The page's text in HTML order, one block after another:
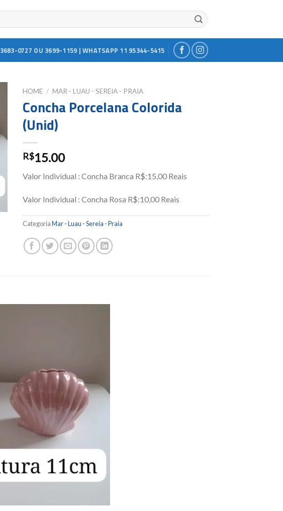
3683-0727 OU 3699-1159 | WHATSAPP 11 95344-5415
HOME / MAR - LUAU - SEREIA - PRAIA
Concha Porcelana Colorida
(Unid)
R$15.00
Valor Individual : Concha Branca R$:15,00 Reais
Valor Individual : Concha Rosa R$:10,00 Reais
CategoriaMar - Luau - Sereia - Praia